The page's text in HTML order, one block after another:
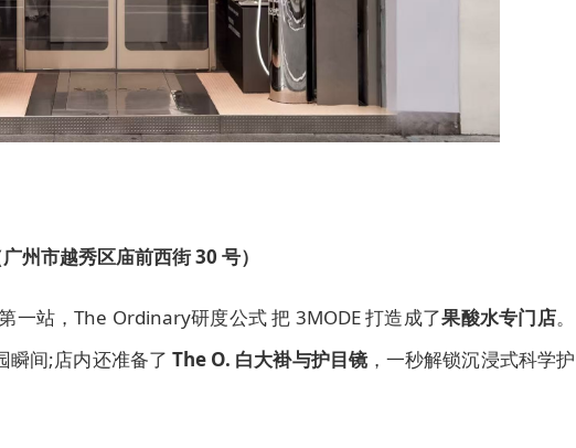
州市越秀区庙前西街 30 号）
一站，The Ordinary研度公式 把 3MODE 打造成了果酸水专门店。
瞬间;店内还准备了The O. 白大褂与护目镜，一秒解锁沉浸式科学护